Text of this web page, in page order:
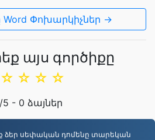
Word Փոխարկիչներ →
այս գործիքը
☆
☆
☆
☆
/5 - 0 ձայներ
ձեր սեփական դոմենը տարեկան